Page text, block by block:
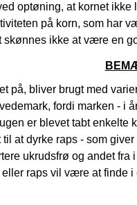
optøning, at kornet
på korn, som har
ikke at være en
på, bliver brugt med
fordi marken - i
er blevet tabt enkelte
at dyrke raps - som
ukrudsfrø og andet
eller raps vil være at